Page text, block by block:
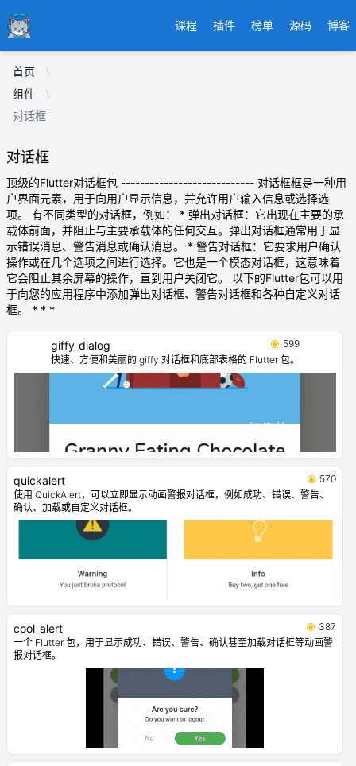
Ducafecat 课程 插件 榜单 源码 博客
首页
组件
对话框
对话框
顶级的Flutter对话框包 ---------------------------- 对话框框是一种用
户界面元素，用于向用户显示信息，并允许用户输入信息或选择选
项。 有不同类型的对话框，例如： * 弹出对话框：它出现在主要的承
载体前面，并阻止与主要承载体的任何交互。弹出对话框通常用于显
示错误消息、警告消息或确认消息。 * 警告对话框：它要求用户确认
操作或在几个选项之间进行选择。它也是一个模态对话框，这意味着
它会阻止其余屏幕的操作，直到用户关闭它。 以下的Flutter包可以用
于向您的应用程序中添加弹出对话框、警告对话框和各种自定义对话
框。 * * *
giffy_dialog
599
快速、方便和美丽的 giffy 对话框和底部表格的 Flutter 包。
quickalert
570
使用 QuickAlert，可以立即显示动画警报对话框，例如成功、错误、警告、
确认、加载或自定义对话框。
cool_alert
387
一个 Flutter 包，用于显示成功、错误、警告、确认甚至加载对话框等动画警
报对话框。